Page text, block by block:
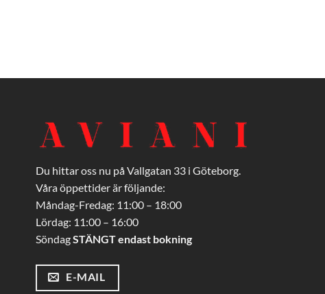
Du hittar oss nu på Vallgatan 33 i Göteborg.
Våra öppettider är följande:
Måndag-Fredag: 11:00 – 18:00
Lördag: 11:00 – 16:00
SöndagSTÄNGT endast bokning
E-MAIL